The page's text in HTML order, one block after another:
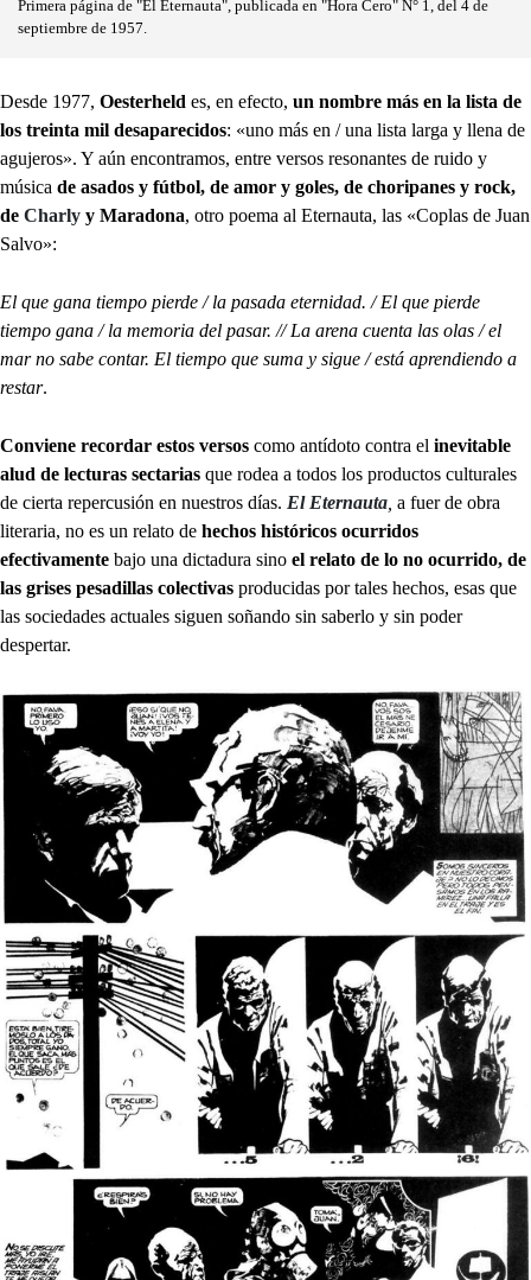
Primera página de "El Eternauta", publicada en "Hora Cero" N° 1, del 4 de
septiembre de 1957.
Desde 1977, Oesterheld es, en efecto, un nombre más en la lista de
los treinta mil desaparecidos: «uno más en / una lista larga y llena de
agujeros». Y aún encontramos, entre versos resonantes de ruido y
música de asados y fútbol, de amor y goles, de choripanes y rock,
de Charly y Maradona, otro poema al Eternauta, las «Coplas de Juan
Salvo»:
El que gana tiempo pierde / la pasada eternidad. / El que pierde
tiempo gana / la memoria del pasar. // La arena cuenta las olas / el
mar no sabe contar. El tiempo que suma y sigue / está aprendiendo a
restar.
Conviene recordar estos versos como antídoto contra el inevitable
alud de lecturas sectarias que rodea a todos los productos culturales
de cierta repercusión en nuestros días. El Eternauta a fuer de obra
literaria, no es un relato de hechos históricos ocurridos
efectivamente bajo una dictadura sino el relato de lo no ocurrido, de
las grises pesadillas colectivas producidas por tales hechos, esas que
las sociedades actuales siguen soñando sin saberlo y sin poder
despertar.